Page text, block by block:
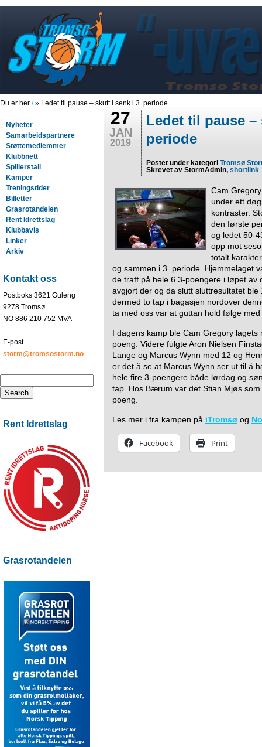
Du er her /» Ledet til pause – skutt i senk i 3. periode
Nyheter
Samarbeidspartnere
Støttemedlemmer
Klubbnett
Spillerstall
Kamper
Treningstider
Billetter
Grasrotandelen
Rent Idrettslag
Klubbavis
Linker
Arkiv
Kontakt oss
Postboks 3621 Guleng
9278 Tromsø
NO 886 210 752 MVA
E-post
storm@tromsostorm.no
Rent Idrettslag
Grasrotandelen
27
JAN
2019
Ledet til pause
periode
Postet under kategoriTromsø
Skrevet av StormAdmin,shortlink
Cam
under ett
kontraster.
den første
og ledet 50-
opp mot
totalt
og sammen i 3. periode. Hjemmelaget
de traff på hele 6 3-poengere i løpet av
avgjort der og da slutt sluttresultatet
dermed to tap i bagasjen nordover
ta med oss var at guttan hold følge
I dagens kamp ble Cam Gregory
poeng. Videre fulgte Aron Nielsen
Lange og Marcus Wynn med 12 og
er det å se at Marcus Wynn ser ut til å
hele fire 3-poengere både lørdag og
tap. Hos Bærum var det Stian Mjøs
poeng.
Les mer i fra kampen på iTromsø og
Facebook Print